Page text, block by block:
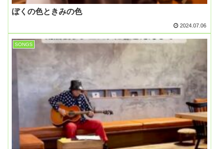
ぼくの色ときみの色
2024.07.06
SONGS